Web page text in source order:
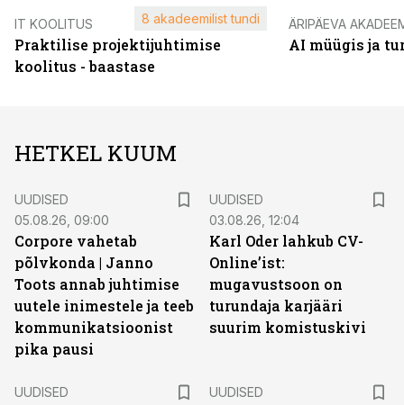
IT KOOLITUS
Praktilise projektijuhtimise
koolitus - baastase
8 akadeemilist tundi ÄRIPÄEVA
AI müügis ja
HETKEL KUUM
UUDISED
05.08.26, 09:00
Corpore vahetab
põlvkonda | Janno
Toots annab juhtimise
uutele inimestele ja teeb
kommunikatsioonist
pika pausi
UUDISED
03.08.26, 12:04
Karl Oder lahkub CV-
Online’ist:
mugavustsoon on
turundaja karjääri
suurim komistuskivi
UUDISED
UUDISED